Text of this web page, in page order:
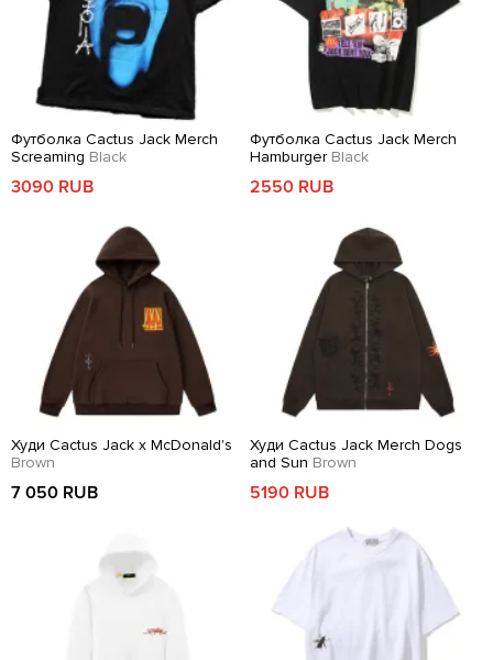
Футболка Cactus Jack Merch
Screaming Black
3090 RUB
Футболка Cactus Jack Merch
Hamburger Black
2550 RUB
Худи Cactus Jack x McDonald's
Brown
7 050 RUB
Худи Cactus Jack Merch Dogs
and Sun Brown
5190 RUB